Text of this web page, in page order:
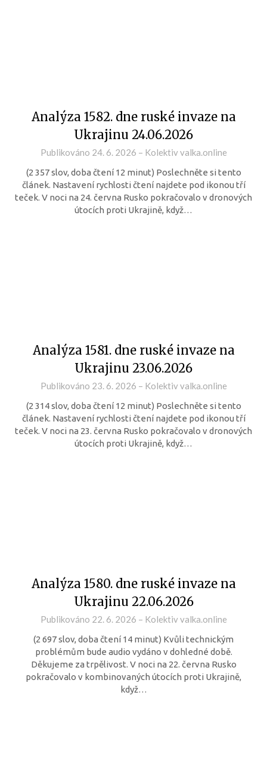
Analýza 1582. dne ruské invaze na
Ukrajinu 24.06.2026
Publikováno 24. 6. 2026 – Kolektiv valka.online
(2 357 slov, doba čtení 12 minut) Poslechněte si tento
článek. Nastavení rychlosti čtení najdete pod ikonou tří
teček. V noci na 24. června Rusko pokračovalo v dronových
útocích proti Ukrajině, když…
Analýza 1581. dne ruské invaze na
Ukrajinu 23.06.2026
Publikováno 23. 6. 2026 – Kolektiv valka.online
(2 314 slov, doba čtení 12 minut) Poslechněte si tento
článek. Nastavení rychlosti čtení najdete pod ikonou tří
teček. V noci na 23. června Rusko pokračovalo v dronových
útocích proti Ukrajině, když…
Analýza 1580. dne ruské invaze na
Ukrajinu 22.06.2026
Publikováno 22. 6. 2026 – Kolektiv valka.online
(2 697 slov, doba čtení 14 minut) Kvůli technickým
problémům bude audio vydáno v dohledné době.
Děkujeme za trpělivost. V noci na 22. června Rusko
pokračovalo v kombinovaných útocích proti Ukrajině,
když…